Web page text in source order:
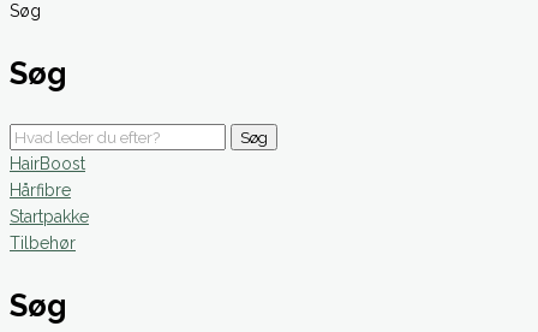
Søg
Søg
Søg
HairBoost
Hårfibre
Startpakke
Tilbehør
Søg